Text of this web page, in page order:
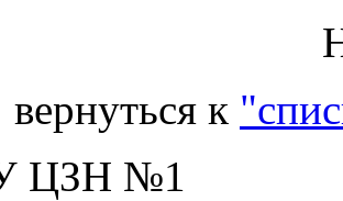
вернуться к
ЦЗН №1